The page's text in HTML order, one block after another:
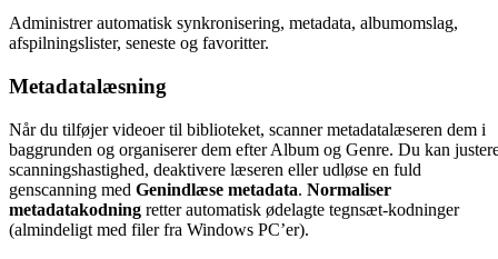
Administrer automatisk synkronisering, metadata, albumomslag,
afspilningslister, seneste og favoritter.
Metadatalæsning
Når du tilføjer videoer til biblioteket, scanner metadatalæseren dem i
baggrunden og organiserer dem efter Album og Genre. Du kan
scanningshastighed, deaktivere læseren eller udløse en fuld
genscanning med Genindlæse metadata. Normaliser
metadatakodning retter automatisk ødelagte tegnsæt-kodninger
(almindeligt med filer fra Windows PC’er).